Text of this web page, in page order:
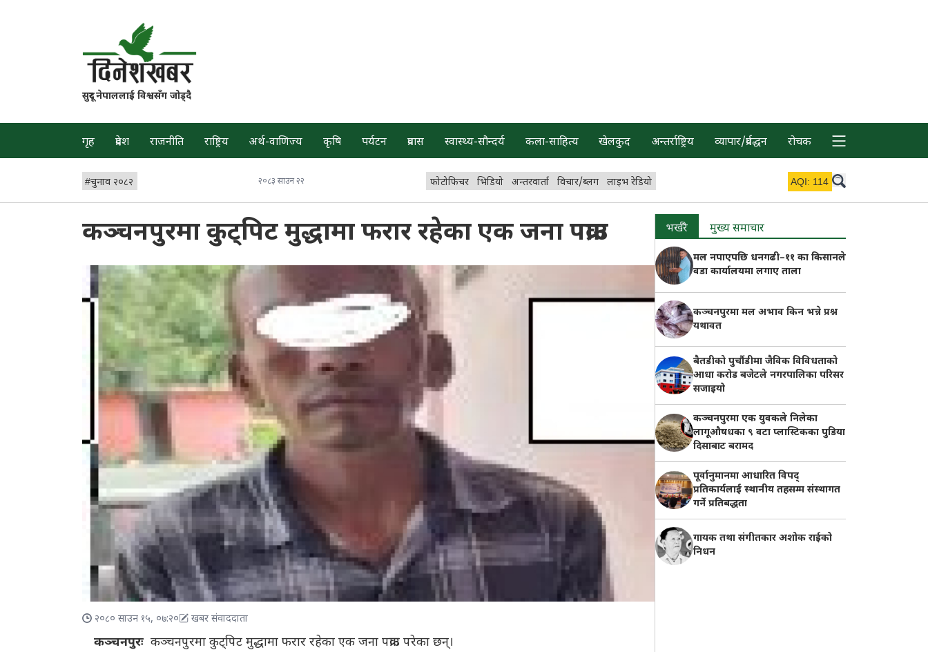
सुदूर नेपाललाई विश्वसँग जोड्दै
गृह प्रदेश राजनीति राष्ट्रिय अर्थ-वाणिज्य कृषि पर्यटन प्रवास स्वास्थ्य-सौन्दर्य कला-साहित्य खेलकुद अन्तर्राष्ट्रिय व्यापार/प्रर्वद्धन रोचक
#चुनाव २०८२ २०८३ साउन २२ फोटोफिचर भिडियो अन्तरवार्ता विचार/ब्लग लाइभ रेडियो AQI: 114
कञ्चनपुरमा कुट्पिट मुद्धामा फरार रहेका एक जना पक्राउ
२०८० साउन १५, ०७:२० खबर संवाददाता
कञ्चनपुरः कञ्चनपुरमा कुट्पिट मुद्धामा फरार रहेका एक जना पक्राउ परेका छन्।
भर्खरै मुख्य समाचार
मल नपाएपछि धनगढी–११ का किसानले
वडा कार्यालयमा लगाए ताला
कञ्चनपुरमा मल अभाव किन भन्ने प्रश्न
यथावत
बैतडीको पुर्चौडीमा जैविक विविधताको
आधा करोड बजेटले नगरपालिका परिसर
सजाइयो
कञ्चनपुरमा एक युवकले निलेका
लागूऔषधका ९ वटा प्लास्टिकका पुडिया
दिसाबाट बरामद
पूर्वानुमानमा आधारित विपद्
प्रतिकार्यलाई स्थानीय तहसम्म संस्थागत
गर्ने प्रतिबद्धता
गायक तथा संगीतकार अशोक राईको
निधन